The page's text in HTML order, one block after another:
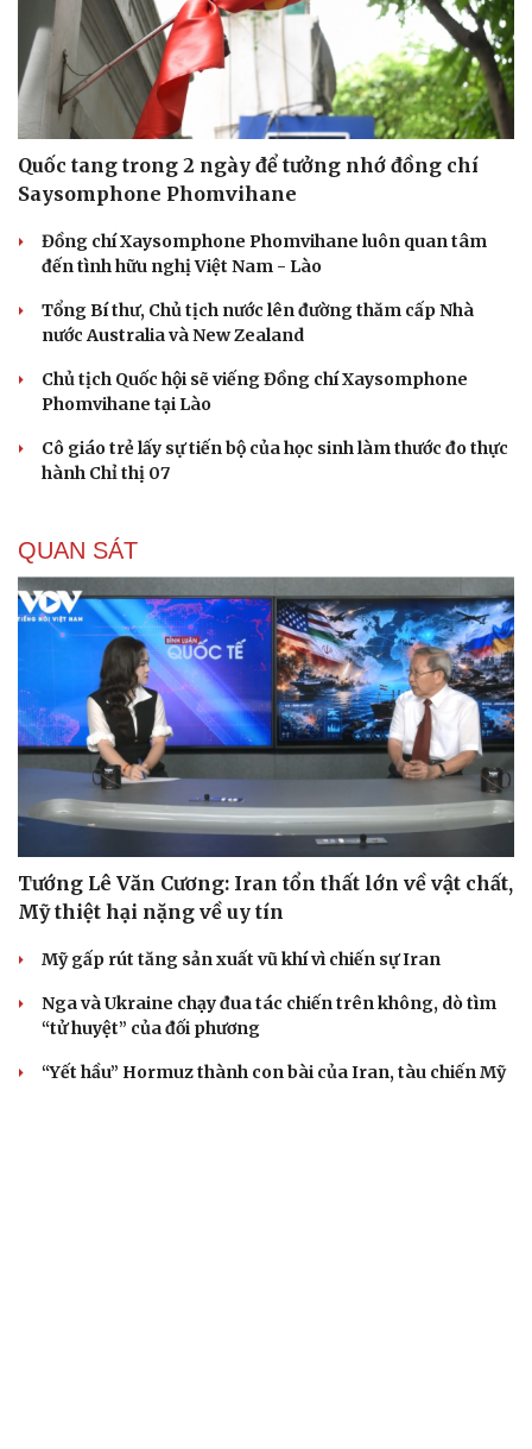
Quốc tang trong 2 ngày để tưởng nhớ đồng chí
Saysomphone Phomvihane
Đồng chí Xaysomphone Phomvihane luôn quan tâm
đến tình hữu nghị Việt Nam - Lào
Tổng Bí thư, Chủ tịch nước lên đường thăm cấp Nhà
nước Australia và New Zealand
Chủ tịch Quốc hội sẽ viếng Đồng chí Xaysomphone
Phomvihane tại Lào
Cô giáo trẻ lấy sự tiến bộ của học sinh làm thước đo thực
hành Chỉ thị 07
QUAN SÁT
Tướng Lê Văn Cương: Iran tổn thất lớn về vật chất,
Mỹ thiệt hại nặng về uy tín
Mỹ gấp rút tăng sản xuất vũ khí vì chiến sự Iran
Nga và Ukraine chạy đua tác chiến trên không, dò tìm
“tử huyệt” của đối phương
“Yết hầu” Hormuz thành con bài của Iran, tàu chiến Mỹ